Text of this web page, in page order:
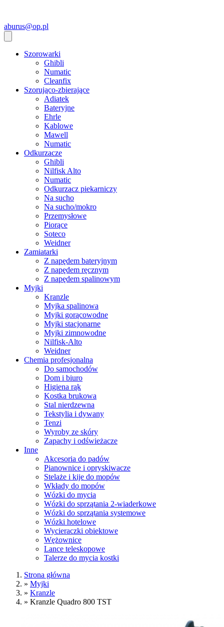
aburus@op.pl
Szorowarki
Ghibli
Numatic
Cleanfix
Szorująco-zbierające
Adiatek
Bateryjne
Ehrle
Kablowe
Mawell
Numatic
Odkurzacze
Ghibli
Nilfisk Alto
Numatic
Odkurzacz piekarniczy
Na sucho
Na sucho/mokro
Przemysłowe
Piorące
Soteco
Weidner
Zamiatarki
Z napędem bateryjnym
Z napędem ręcznym
Z napędem spalinowym
Myjki
Kranzle
Myjka spalinowa
Myjki gorącowodne
Myjki stacjonarne
Myjki zimnowodne
Nilfisk-Alto
Weidner
Chemia profesjonalna
Do samochodów
Dom i biuro
Higiena rąk
Kostka brukowa
Stal nierdzewna
Tekstylia i dywany
Tenzi
Wyroby ze skóry
Zapachy i odświeżacze
Inne
Akcesoria do padów
Pianownice i opryskiwacze
Stelaże i kije do mopów
Wkłady do mopów
Wózki do mycia
Wózki do sprzątania 2-wiaderkowe
Wózki do sprzątania systemowe
Wózki hotelowe
Wycieraczki obiektowe
Wężownice
Lance teleskopowe
Talerze do mycia kostki
Strona główna
» Myjki
» Kranzle
» Kranzle Quadro 800 TST